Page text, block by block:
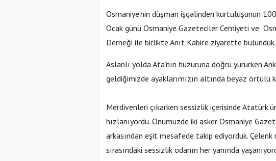
Osmaniye’nin düşman işgalinden kurtuluşunun
Ocak günü Osmaniye Gazeteciler Cemiyeti ve
Derneği ile birlikte Anıt Kabir’e ziyarette bulunduk.
Aslanlı yolda Ata’nın huzuruna doğru yürürken
geldiğimizde ayaklarımızın altında beyaz örtülü
Merdivenleri çıkarken sessizlik içerisinde
hızlanıyordu. Önümüzde iki asker Osmaniye
arkasından eşit mesafede takip ediyorduk.
sırasındaki sessizlik odanın her yanında